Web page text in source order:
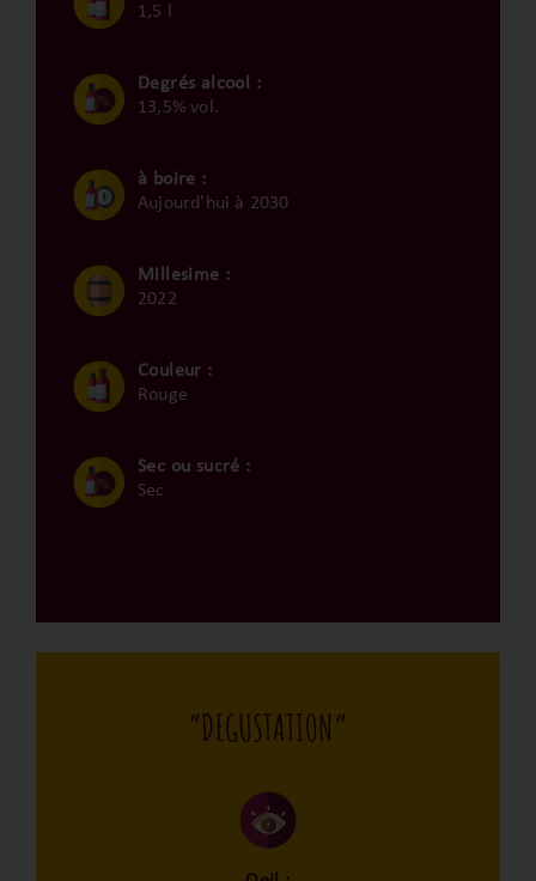
1,5 l
Degrés alcool :
13,5% vol.
à boire :
Aujourd'hui à 2030
Millesime :
2022
Couleur :
Rouge
Sec ou sucré :
Sec
“DEGUSTATION”